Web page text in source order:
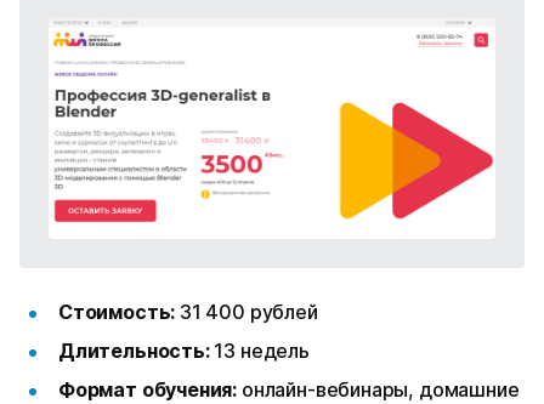
Стоимость: 31 400 рублей
Длительность:13 недель
Формат обучения: онлайн-вебинары, домашние